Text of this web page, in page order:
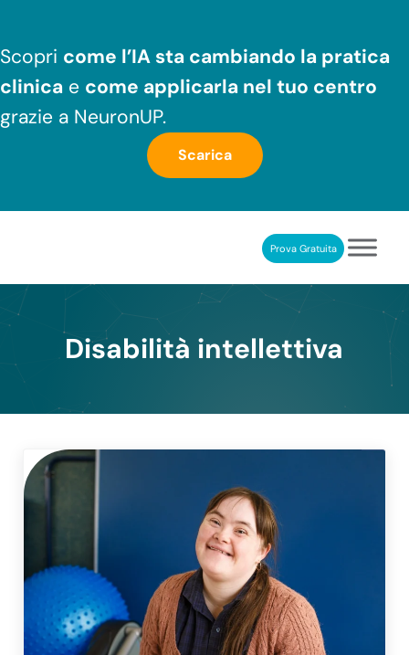
Scopri come l’IA sta cambiando la pratica
clinica e come applicarla nel tuo centro
grazie a NeuronUP.
Scarica
RIABILITAZIONE COGNITIVA PROFESSIONALEProva Gratuita
Disabilità intellettiva